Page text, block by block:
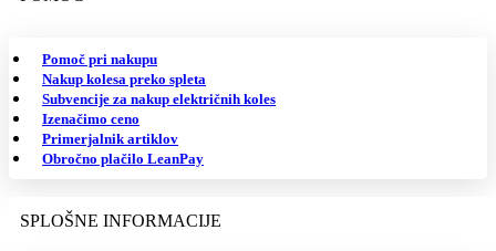
Pomoč pri nakupu
Nakup kolesa preko spleta
Subvencije za nakup električnih koles
Izenačimo ceno
Primerjalnik artiklov
Obročno plačilo LeanPay
SPLOŠNE INFORMACIJE